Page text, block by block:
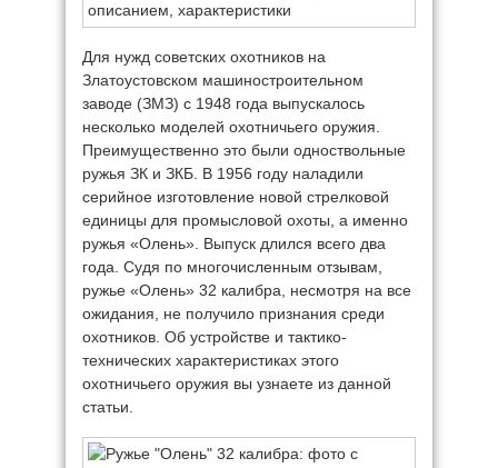
Для нужд советских охотников на
Златоустовском машиностроительном
заводе (ЗМЗ) с 1948 года выпускалось
несколько моделей охотничьего оружия.
Преимущественно это были одноствольные
ружья ЗК и ЗКБ. В 1956 году наладили
серийное изготовление новой стрелковой
единицы для промысловой охоты, а именно
ружья «Олень». Выпуск длился всего два
года. Судя по многочисленным отзывам,
ружье «Олень» 32 калибра, несмотря на все
ожидания, не получило признания среди
охотников. Об устройстве и тактико-
технических характеристиках этого
охотничьего оружия вы узнаете из данной
статьи.